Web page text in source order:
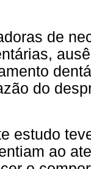
de
do
estudo
ao